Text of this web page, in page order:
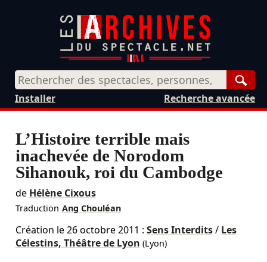
Recherche avancée
Installer
L’Histoire terrible mais
inachevée de Norodom
Sihanouk, roi du Cambodge
de Hélène Cixous
Traduction Ang Chouléan
Création le26 octobre 2011 : Sens Interdits/ Les
Célestins, Théâtre de Lyon (Lyon)